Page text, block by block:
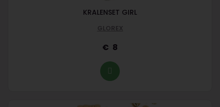
KRALENSET GIRL
GLOREX
8